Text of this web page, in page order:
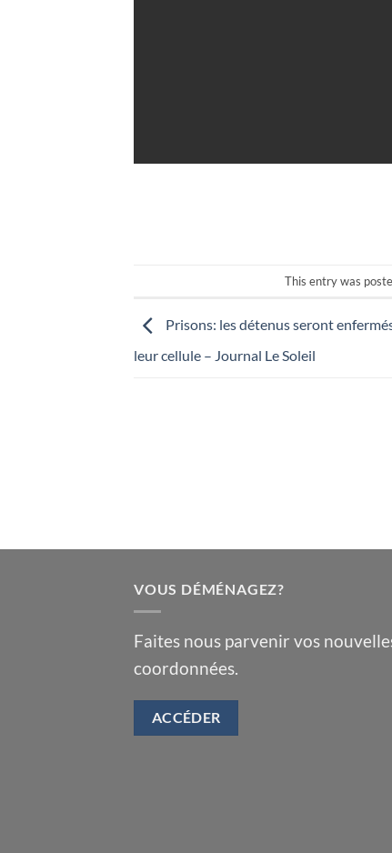
This entry was
Prisons: les détenus seront
leur cellule – Journal Le Soleil
VOUS DÉMÉNAGEZ?
Faites nous parvenir vos
coordonnées.
ACCÉDER